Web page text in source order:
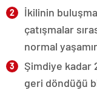
İkilinin
çatışmalar
normal
Şimdiye kadar
geri döndüğü